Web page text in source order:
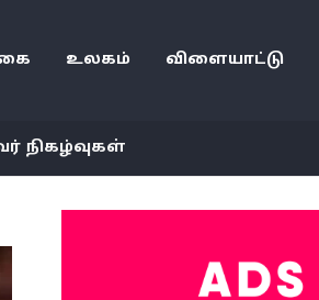
உலகம் விளையாட்டு
நிகழ்வுகள்